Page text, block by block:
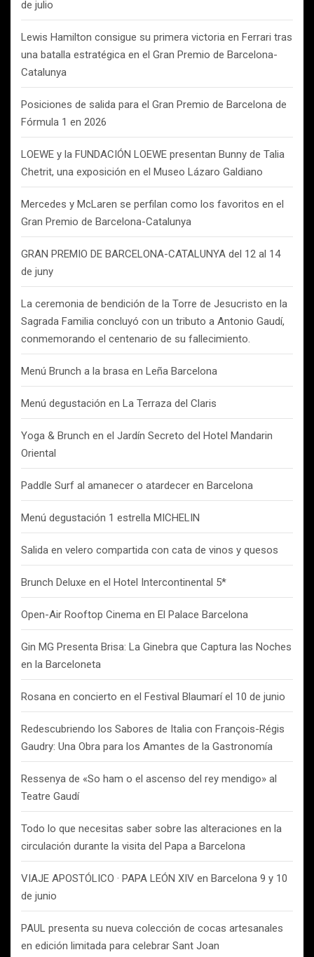
de julio
Lewis Hamilton consigue su primera victoria en Ferrari tras
una batalla estratégica en el Gran Premio de Barcelona-
Catalunya
Posiciones de salida para el Gran Premio de Barcelona de
Fórmula 1 en 2026
LOEWE y la FUNDACIÓN LOEWE presentan Bunny de Talia
Chetrit, una exposición en el Museo Lázaro Galdiano
Mercedes y McLaren se perfilan como los favoritos en el
Gran Premio de Barcelona-Catalunya
GRAN PREMIO DE BARCELONA-CATALUNYA del 12 al 14
de juny
La ceremonia de bendición de la Torre de Jesucristo en la
Sagrada Familia concluyó con un tributo a Antonio Gaudí,
conmemorando el centenario de su fallecimiento.
Menú Brunch a la brasa en Leña Barcelona
Menú degustación en La Terraza del Claris
Yoga & Brunch en el Jardín Secreto del Hotel Mandarin
Oriental
Paddle Surf al amanecer o atardecer en Barcelona
Menú degustación 1 estrella MICHELIN
Salida en velero compartida con cata de vinos y quesos
Brunch Deluxe en el Hotel Intercontinental 5*
Open-Air Rooftop Cinema en El Palace Barcelona
Gin MG Presenta Brisa: La Ginebra que Captura las Noches
en la Barceloneta
Rosana en concierto en el Festival Blaumarí el 10 de junio
Redescubriendo los Sabores de Italia con François-Régis
Gaudry: Una Obra para los Amantes de la Gastronomía
Ressenya de «So ham o el ascenso del rey mendigo» al
Teatre Gaudí
Todo lo que necesitas saber sobre las alteraciones en la
circulación durante la visita del Papa a Barcelona
VIAJE APOSTÓLICO · PAPA LEÓN XIV en Barcelona 9 y 10
de junio
PAUL presenta su nueva colección de cocas artesanales
en edición limitada para celebrar Sant Joan